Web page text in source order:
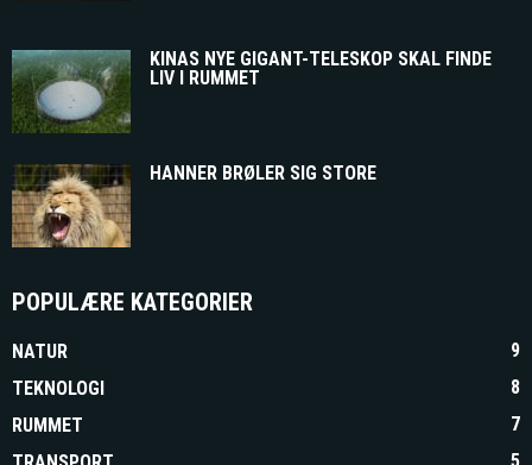
KINAS NYE GIGANT-TELESKOP SKAL FINDE
LIV I RUMMET
HANNER BRØLER SIG STORE
POPULÆRE KATEGORIER
NATUR
9
TEKNOLOGI
8
RUMMET
7